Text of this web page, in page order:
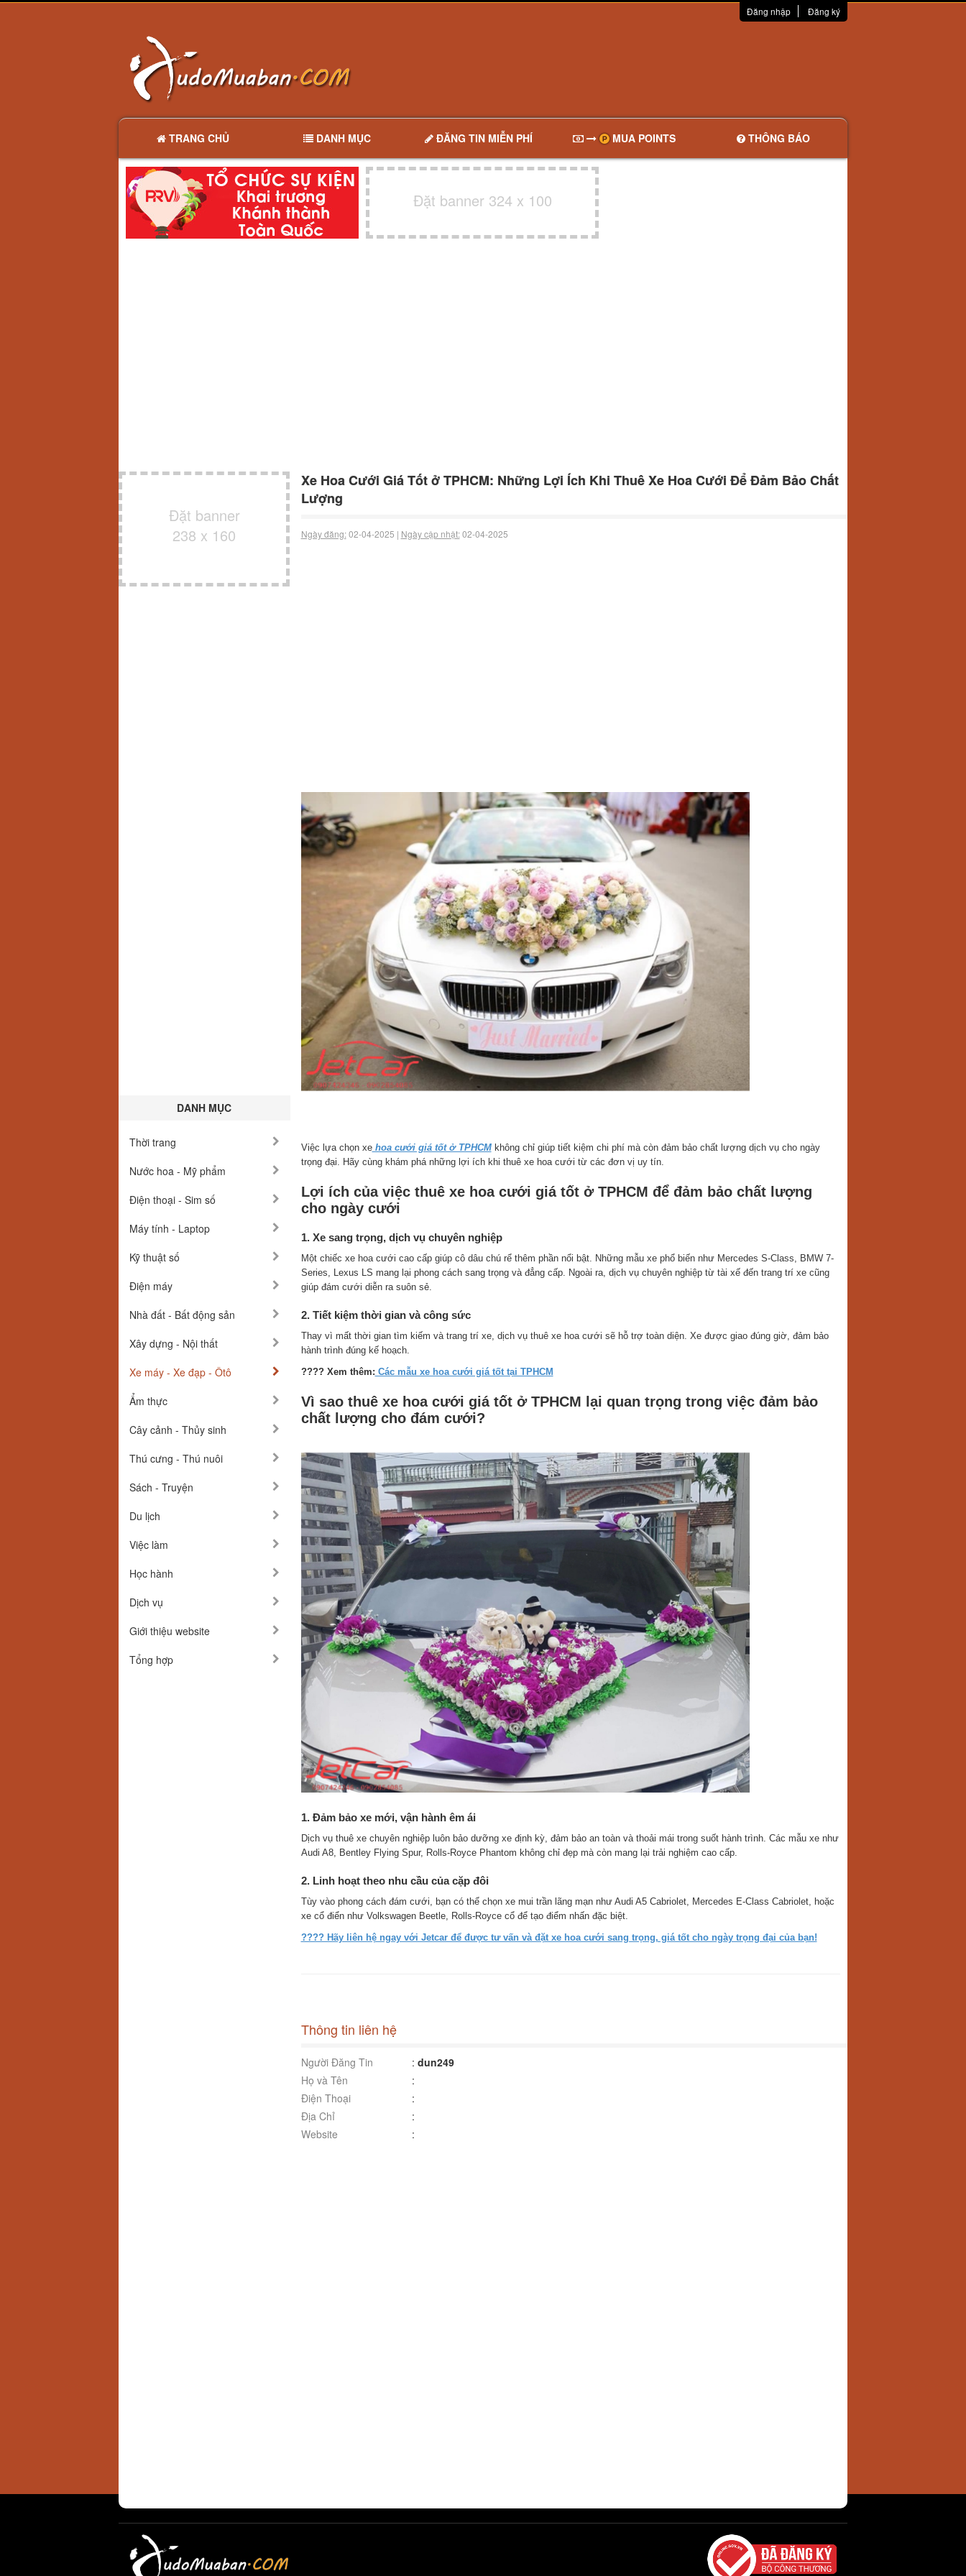
Đăng nhập Đăng ký
TRANG CHỦ DANH MỤC ĐĂNG TIN MIỄN PHÍ MUA POINTS THÔNG BÁO
Đặt banner 324 x 100
Đặt banner
238 x 160
DANH MỤC
Thời trang
Nước hoa - Mỹ phẩm
Điện thoại - Sim số
Máy tính - Laptop
Kỹ thuật số
Điện máy
Nhà đất - Bất động sản
Xây dựng - Nội thất
Xe máy - Xe đạp - Ôtô
Ẩm thực
Cây cảnh - Thủy sinh
Thú cưng - Thú nuôi
Sách - Truyện
Du lịch
Việc làm
Học hành
Dịch vụ
Giới thiệu website
Tổng hợp
Xe Hoa Cưới Giá Tốt ở TPHCM: Những Lợi Ích Khi Thuê Xe Hoa Cưới Để Đảm Bảo Chất
Lượng
Ngày đăng:02-04-2025 | Ngày cập nhật:02-04-2025
Việc lựa chọn xehoa cưới giá tốt ở TPHCMkhông chỉ giúp tiết kiệm chi phí mà còn đảm bảo chất lượng dịch vụ cho ngày
trọng đại. Hãy cùng khám phá những lợi ích khi thuê xe hoa cưới từ các đơn vị uy tín.
Lợi ích của việc thuê xe hoa cưới giá tốt ở TPHCM để đảm bảo chất lượng
cho ngày cưới
1. Xe sang trọng, dịch vụ chuyên nghiệp
Một chiếc xe hoa cưới cao cấp giúp cô dâu chú rể thêm phần nổi bật. Những mẫu xe phổ biến như Mercedes S-Class, BMW 7-
Series, Lexus LS mang lại phong cách sang trọng và đẳng cấp. Ngoài ra, dịch vụ chuyên nghiệp từ tài xế đến trang trí xe cũng
giúp đám cưới diễn ra suôn sẻ.
2. Tiết kiệm thời gian và công sức
Thay vì mất thời gian tìm kiếm và trang trí xe, dịch vụ thuê xe hoa cưới sẽ hỗ trợ toàn diện. Xe được giao đúng giờ, đảm bảo
hành trình đúng kế hoạch.
???? Xem thêm: Các mẫu xe hoa cưới giá tốt tại TPHCM
Vì sao thuê xe hoa cưới giá tốt ở TPHCM lại quan trọng trong việc đảm bảo
chất lượng cho đám cưới?
1. Đảm bảo xe mới, vận hành êm ái
Dịch vụ thuê xe chuyên nghiệp luôn bảo dưỡng xe định kỳ, đảm bảo an toàn và thoải mái trong suốt hành trình. Các mẫu xe như
Audi A8, Bentley Flying Spur, Rolls-Royce Phantom không chỉ đẹp mà còn mang lại trải nghiệm cao cấp.
2. Linh hoạt theo nhu cầu của cặp đôi
Tùy vào phong cách đám cưới, bạn có thể chọn xe mui trần lãng mạn như Audi A5 Cabriolet, Mercedes E-Class Cabriolet, hoặc
xe cổ điển như Volkswagen Beetle, Rolls-Royce cổ để tạo điểm nhấn đặc biệt.
???? Hãy liên hệ ngay với Jetcar để được tư vấn và đặt xe hoa cưới sang trọng, giá tốt cho ngày trọng đại của bạn!
Thông tin liên hệ
Người Đăng Tin : dun249
Họ và Tên
:
Điện Thoại
:
Địa Chỉ
:
Website
: